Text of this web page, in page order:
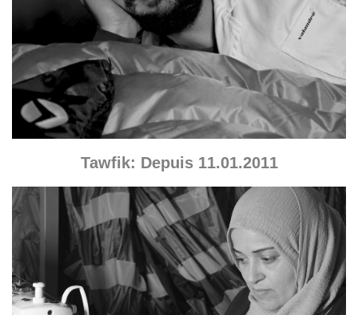
Tawfik: Depuis 11.01.2011